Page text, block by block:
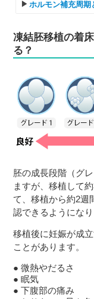
ホルモン補充周期
凍結胚移植の着
る？
胚の成長段階（グ
ますが、移植して
て、移植から約2週
認できるようになり
移植後に妊娠が成
ことがあります。
微熱やだるさ
眠気
下腹部の痛み